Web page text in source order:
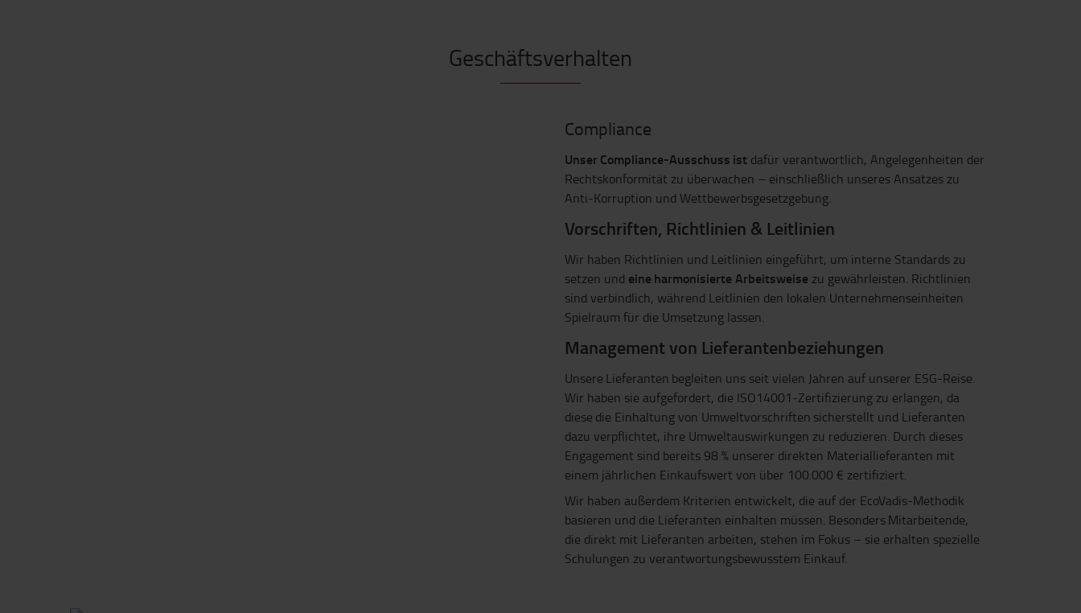
Geschäftsverhalten
Compliance
Unser Compliance-Ausschuss ist dafür verantwortlich, Angelegenheiten der
Rechtskonformität zu überwachen – einschließlich unseres Ansatzes zu
Anti-Korruption und Wettbewerbsgesetzgebung.
Vorschriften, Richtlinien & Leitlinien
Wir haben Richtlinien und Leitlinien eingeführt, um interne Standards zu
setzen und eine harmonisierte Arbeitsweise zu gewährleisten. Richtlinien
sind verbindlich, während Leitlinien den lokalen Unternehmenseinheiten
Spielraum für die Umsetzung lassen.
Management von Lieferantenbeziehungen
Unsere Lieferanten begleiten uns seit vielen Jahren auf unserer ESG-Reise.
Wir haben sie aufgefordert, die ISO14001-Zertifizierung zu erlangen, da
diese die Einhaltung von Umweltvorschriften sicherstellt und Lieferanten
dazu verpflichtet, ihre Umweltauswirkungen zu reduzieren. Durch dieses
Engagement sind bereits 98 % unserer direkten Materiallieferanten mit
einem jährlichen Einkaufswert von über 100.000 € zertifiziert.
Wir haben außerdem Kriterien entwickelt, die auf der EcoVadis-Methodik
basieren und die Lieferanten einhalten müssen. Besonders Mitarbeitende,
die direkt mit Lieferanten arbeiten, stehen im Fokus – sie erhalten spezielle
Schulungen zu verantwortungsbewusstem Einkauf.